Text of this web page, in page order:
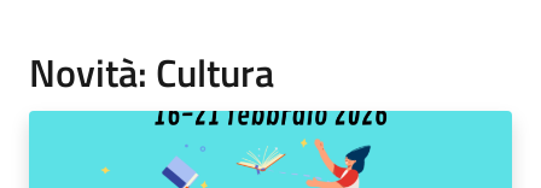
Novità: Cultura